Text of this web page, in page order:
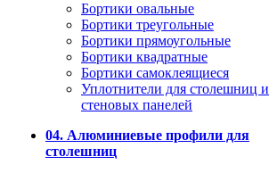
Бортики овальные
Бортики треугольные
Бортики прямоугольные
Бортики квадратные
Бортики самоклеящиеся
Уплотнители для столешниц и
стеновых панелей
04. Алюминиевые профили для
столешниц